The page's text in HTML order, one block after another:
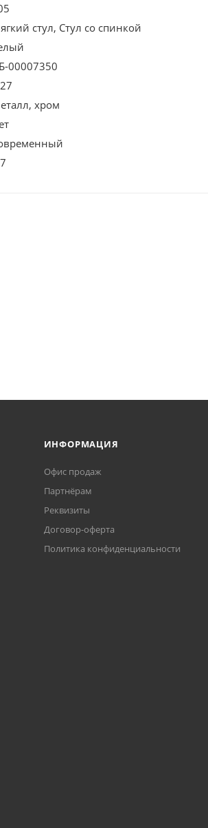
стул, Стул со спинкой
00007350
хром
ИНФОРМАЦИЯ
Офис продаж
Партнёрам
Реквизиты
Договор-оферта
Политика конфиденциальности